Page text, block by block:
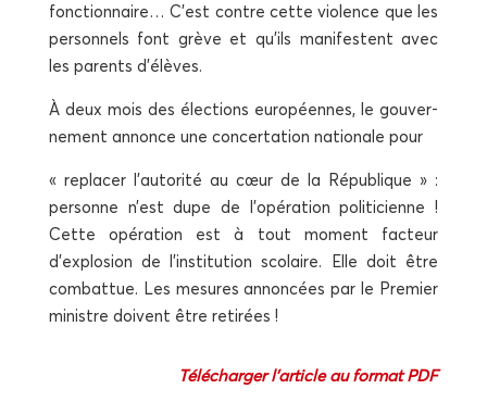
fonc­tion­naire… C’est contre cette vio­lence que les
per­son­nels font grève et qu’ils mani­festent avec
les parents d’élèves.
À deux mois des élec­tions euro­péennes, le gou­ver­
ne­ment annonce une concer­ta­tion natio­nale pour
« repla­cer l’autorité au cœur de la Répu­blique » :
per­sonne n’est dupe de l’opération poli­ti­cienne !
Cette opé­ra­tion est à tout moment fac­teur
d’explosion de l’institution sco­laire. Elle doit être
com­bat­tue. Les mesures annon­cées par le Pre­mier
ministre doivent être retirées !
Télé­char­ger l’article au for­mat PDF